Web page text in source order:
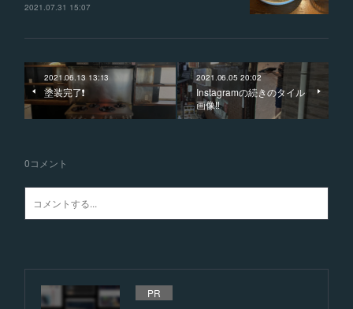
2021.07.31 15:07
2021.06.13 13:13
塗装完了❗️
2021.06.05 20:02
Instagramの続きのタイル
画像‼️
0コメント
PR